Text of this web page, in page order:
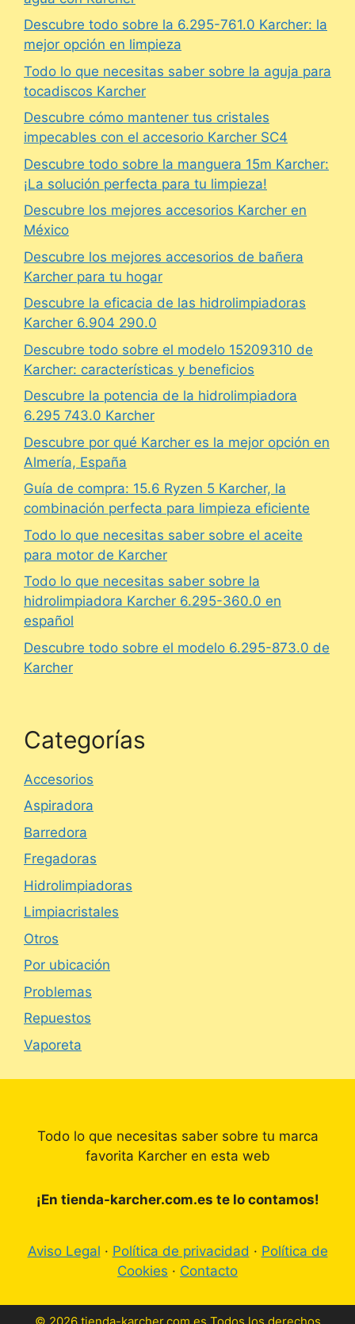
Descubre todo sobre la 6.295-761.0 Karcher: la
mejor opción en limpieza
Todo lo que necesitas saber sobre la aguja para
tocadiscos Karcher
Descubre cómo mantener tus cristales
impecables con el accesorio Karcher SC4
Descubre todo sobre la manguera 15m Karcher:
¡La solución perfecta para tu limpieza!
Descubre los mejores accesorios Karcher en
México
Descubre los mejores accesorios de bañera
Karcher para tu hogar
Descubre la eficacia de las hidrolimpiadoras
Karcher 6.904 290.0
Descubre todo sobre el modelo 15209310 de
Karcher: características y beneficios
Descubre la potencia de la hidrolimpiadora
6.295 743.0 Karcher
Descubre por qué Karcher es la mejor opción en
Almería, España
Guía de compra: 15.6 Ryzen 5 Karcher, la
combinación perfecta para limpieza eficiente
Todo lo que necesitas saber sobre el aceite
para motor de Karcher
Todo lo que necesitas saber sobre la
hidrolimpiadora Karcher 6.295-360.0 en
español
Descubre todo sobre el modelo 6.295-873.0 de
Karcher
Categorías
Accesorios
Aspiradora
Barredora
Fregadoras
Hidrolimpiadoras
Limpiacristales
Otros
Por ubicación
Problemas
Repuestos
Vaporeta
Todo lo que necesitas saber sobre tu marca
favorita Karcher en esta web
¡En tienda-karcher.com.es te lo contamos!
Aviso Legal · Política de privacidad · Política de
Cookies · Contacto
© 2026 tienda-karcher.com.es Todos los derechos